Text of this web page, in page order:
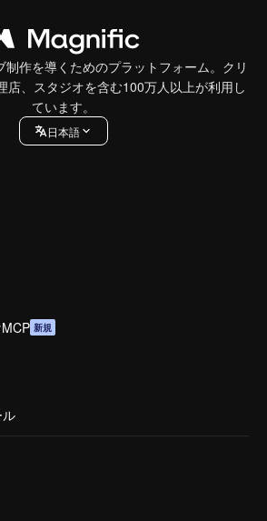
作を導くためのプラットフォーム。クリ
店、スタジオを含む100万人以上が利用し
ています。
日本語
新規